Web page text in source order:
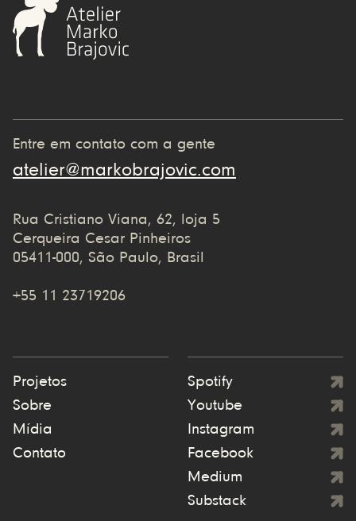
Entre em contato com a gente
atelier@markobrajovic.com
Rua Cristiano Viana, 62, loja 5
Cerqueira Cesar Pinheiros
05411-000, São Paulo, Brasil
+55 11 23719206
Projetos
Sobre
Mídia
Contato
Spotify
Youtube
Instagram
Facebook
Medium
Substack